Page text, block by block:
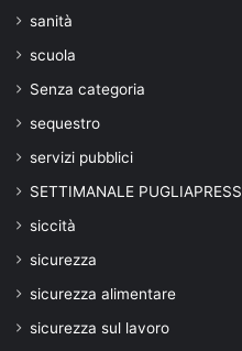
sanità
scuola
Senza categoria
sequestro
servizi pubblici
SETTIMANALE PUGLIAPRESS
siccità
sicurezza
sicurezza alimentare
sicurezza sul lavoro